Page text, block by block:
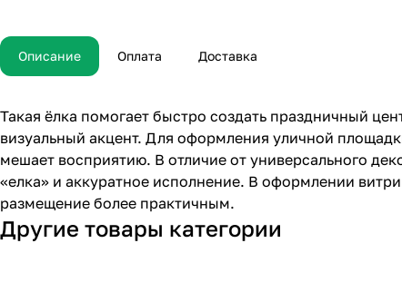
Описание Оплата Доставка
Такая ёлка помогает быстро создать праздничный
визуальный акцент. Для оформления уличной
мешает восприятию. В отличие от универсального
«елка» и аккуратное исполнение. В оформлении
размещение более практичным.
Другие товары категории